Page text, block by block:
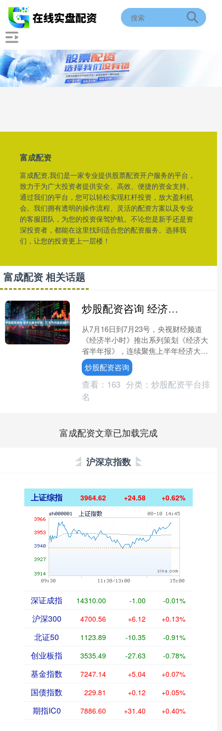
富成配资
富成配资,我们是一家专业提供股票配资开户服务的平台，
致力于为广大投资者提供安全、高效、便捷的资金支持。
通过我们的平台，您可以轻松实现杠杆投资，放大盈利机
会。我们拥有透明的操作流程、灵活的配资方案以及专业
的客服团队，为您的投资保驾护航。不论您是新手还是资
深投资者，都能在这里找到适合您的配资服务。选择我
们，让您的投资更上一层楼！
富成配资 相关话题
炒股配资咨询 经济大省半年报：广东为何越来越好？
从7月16日到7月23号，央视财经频道
《经济半小时》推出系列策划《经济大
省半年报》，连续聚焦上半年经济大省
的发展成果和经济亮点，7月16号推出
首期广东省——《广....
炒股配资咨询
查看： 163 分类： 炒股配资平台排
名
富成配资文章已加载完成
沪深京指数
上证综指 3964.62 +24.58 +0.62%
深证成指 14310.00 -1.00 -0.01%
沪深300 4700.56 +6.12 +0.13%
北证50 1123.89 -10.35 -0.91%
创业板指 3535.49 -27.63 -0.78%
基金指数 7247.14 +5.04 +0.07%
国债指数 229.81 +0.12 +0.05%
期指IC0 7886.60 +31.40 +0.40%